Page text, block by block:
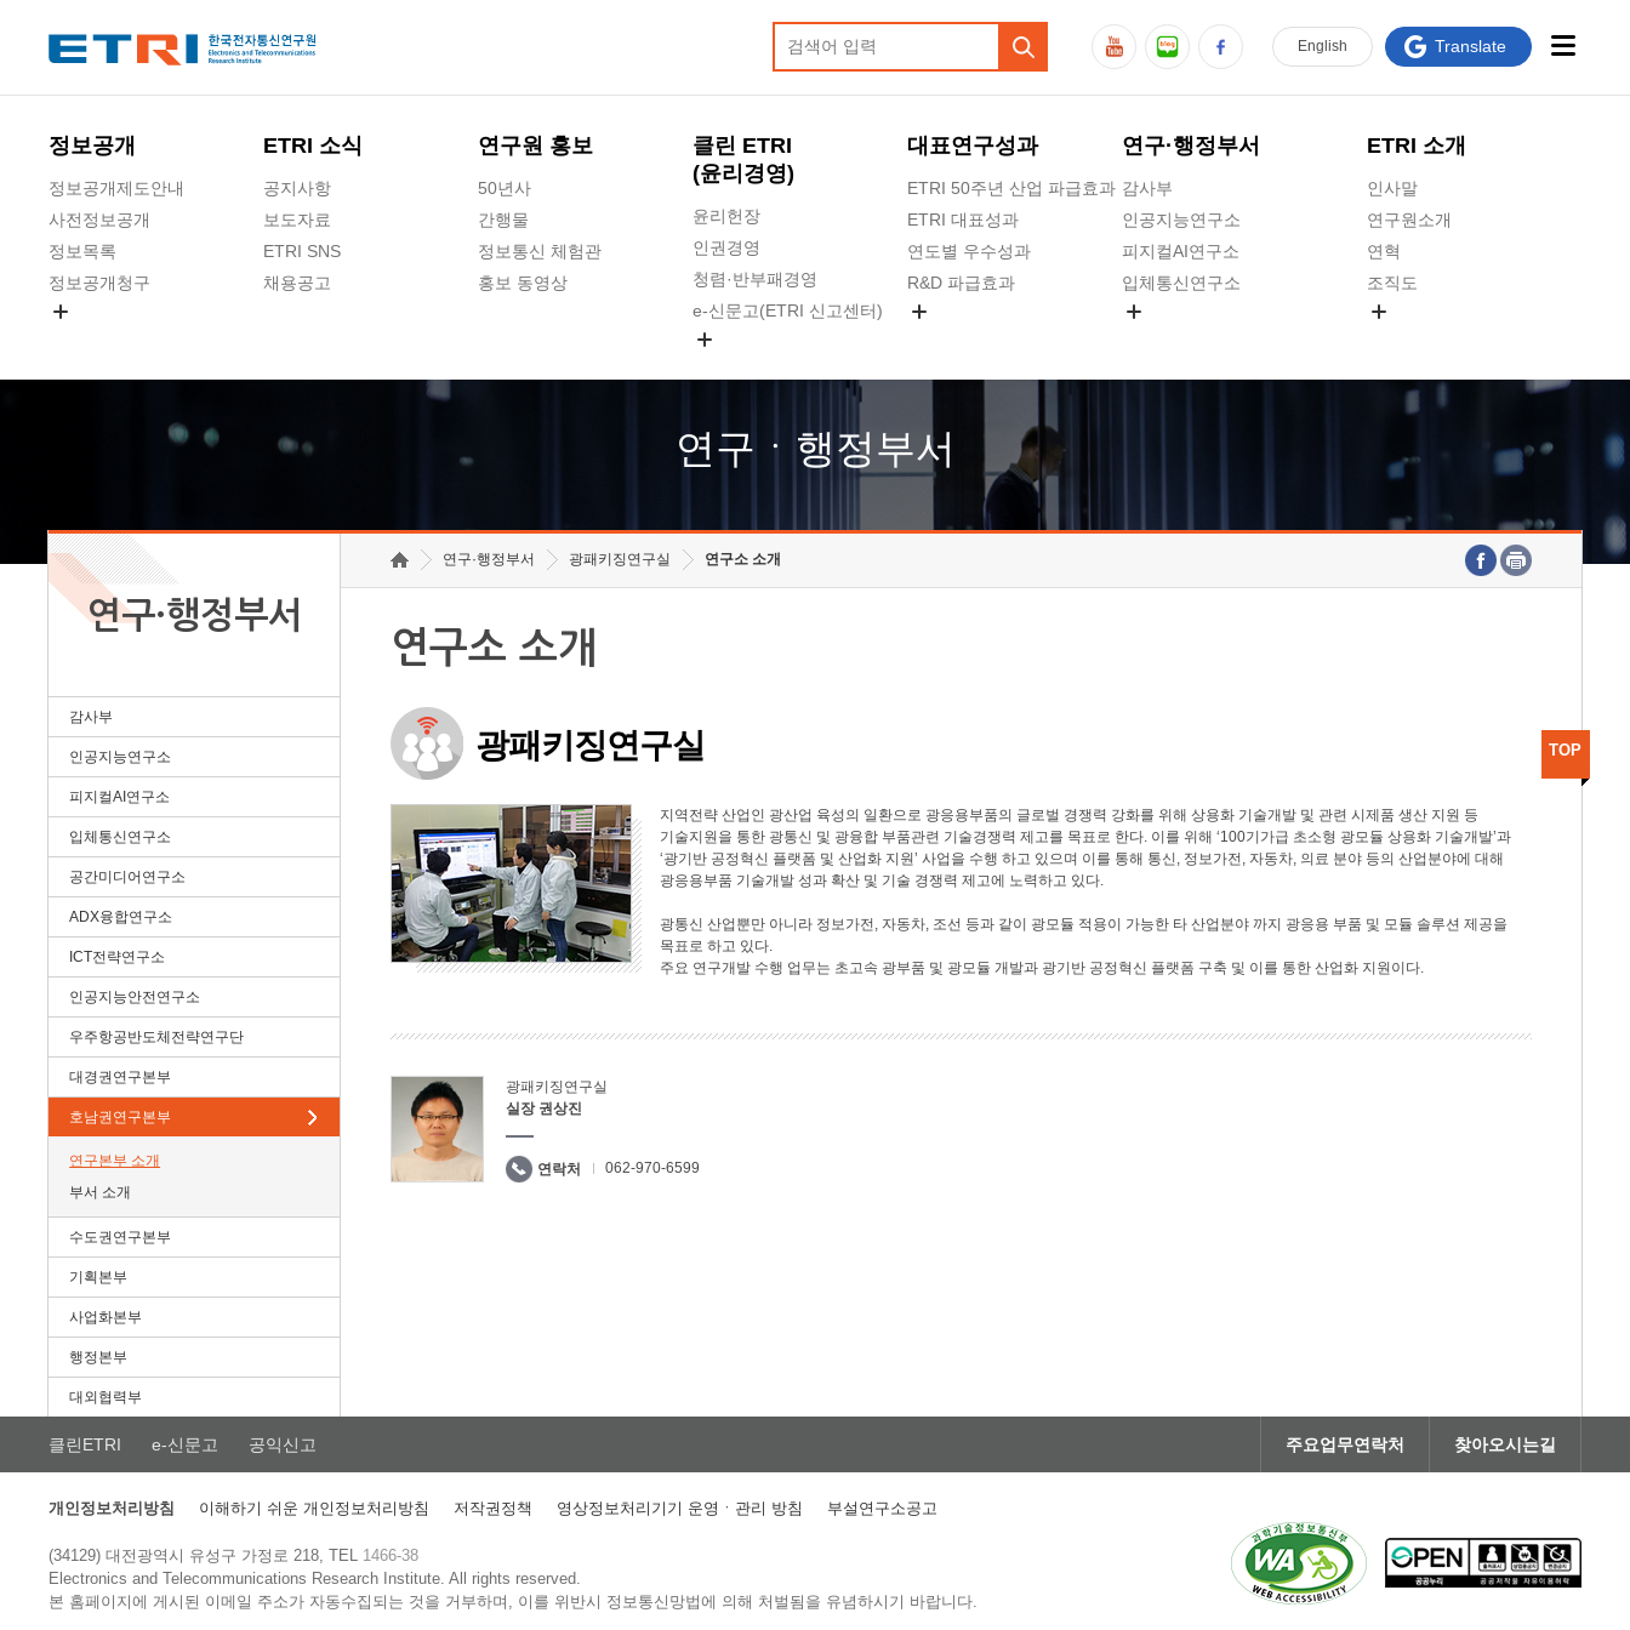
정보공개
정보공개제도안내
사전정보공개
정보목록
정보공개청구
ETRI 소식
공지사항
보도자료
ETRI SNS
채용공고
연구원 홍보
50년사
간행물
정보통신 체험관
홍보 동영상
클린 ETRI
(윤리경영)
윤리헌장
인권경영
청렴·반부패경영
e-신문고(ETRI 신고센터)
고객의소리
수의계약 현황
대표연구성과
ETRI 50주년 산업 파급효과
ETRI 대표성과
연도별 우수성과
R&D 파급효과
연구·행정부서
감사부
인공지능연구소
피지컬AI연구소
입체통신연구소
호남권연구본부
기획본부
ETRI 소개
인사말
연구원소개
연혁
조직도
연구원 고객헌장
주요업무연락처
English Translate
연구ㆍ행정부서
연구·행정부서
감사부
인공지능연구소
피지컬AI연구소
입체통신연구소
공간미디어연구소
ADX융합연구소
ICT전략연구소
인공지능안전연구소
우주항공반도체전략연구단
대경권연구본부
호남권연구본부
연구본부 소개
부서 소개
수도권연구본부
기획본부
사업화본부
행정본부
대외협력부
연구·행정부서 광패키징연구실 연구소 소개
연구소 소개
광패키징연구실
지역전략 산업인 광산업 육성의 일환으로 광응용부품의 글로벌 경쟁력 강화를 위해 상용화 기술개발 및 관련 시제품 생산 지원 등
기술지원을 통한 광통신 및 광융합 부품관련 기술경쟁력 제고를 목표로 한다. 이를 위해 ‘100기가급 초소형 광모듈 상용화 기술개발’과
‘광기반 공정혁신 플랫폼 및 산업화 지원’ 사업을 수행 하고 있으며 이를 통해 통신, 정보가전, 자동차, 의료 분야 등의 산업분야에 대해
광응용부품 기술개발 성과 확산 및 기술 경쟁력 제고에 노력하고 있다.
광통신 산업뿐만 아니라 정보가전, 자동차, 조선 등과 같이 광모듈 적용이 가능한 타 산업분야 까지 광응용 부품 및 모듈 솔루션 제공을
목표로 하고 있다.
주요 연구개발 수행 업무는 초고속 광부품 및 광모듈 개발과 광기반 공정혁신 플랫폼 구축 및 이를 통한 산업화 지원이다.
광패키징연구실
실장 권상진
연락처 062-970-6599
TOP
클린ETRI e-신문고 공익신고 주요업무연락처 찾아오시는길
개인정보처리방침 이해하기 쉬운 개인정보처리방침 저작권정책 영상정보처리기기 운영ㆍ관리 방침 부설연구소공고
(34129) 대전광역시 유성구 가정로 218, TEL 1466-38
Electronics and Telecommunications Research Institute.All rights reserved.
본 홈페이지에 게시된 이메일 주소가 자동수집되는 것을 거부하며, 이를 위반시 정보통신망법에 의해 처벌됨을 유념하시기 바랍니다.